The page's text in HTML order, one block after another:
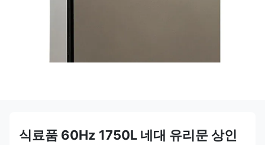
식료품 60Hz 1750L 네대 유리문 상인